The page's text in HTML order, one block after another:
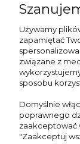
Zapisz
na
Zapisz
Używamy
zapamiętać
związane z
sposobu
Domyślnie
poprawnego
zaakceptować
"Zaakceptuj